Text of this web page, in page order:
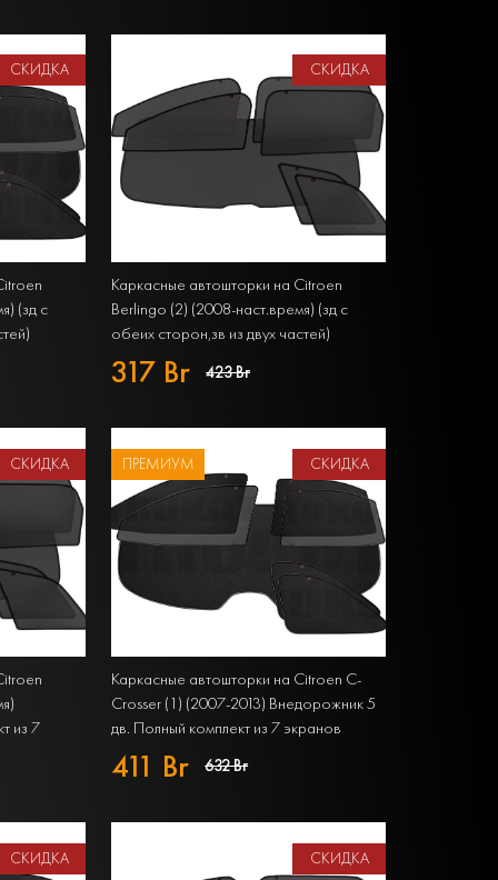
СКИДКА
(зд с
из 7
СКИДКА
Каркасные автошторки на Citroen
Berlingo (2) (2008-наст.время) (зд с
обеих сторон,зв из двух частей)
Компактвэн Полный комплект из 7
экранов STANDART
317 Br 423 Br
СКИДКА
из 7
ПРЕМИУМ СКИДКА
Каркасные автошторки на Citroen C-
Crosser (1) (2007-2013) Внедорожник 5
дв. Полный комплект из 7 экранов
PREMIUM
411 Br 632 Br
СКИДКА СКИДКА